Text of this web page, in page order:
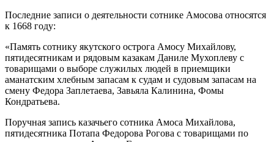
Последние записи о деятельности сотнике Амосова относятся
к 1668 году:
«Память сотнику якутского острога Амосу Михайлову,
пятидесятникам и рядовым казакам Даниле Мухоплеву с
товарищами о выборе служилых людей в приемщики
аманатским хлебным запасам к судам и судовым запасам на
смену Федора Заплетаева, Завьяла Калинина, Фомы
Кондратьева.
Поручная запись казачьего сотника Амоса Михайлова,
пятидесятника Потапа Федорова Рогова с товарищами по